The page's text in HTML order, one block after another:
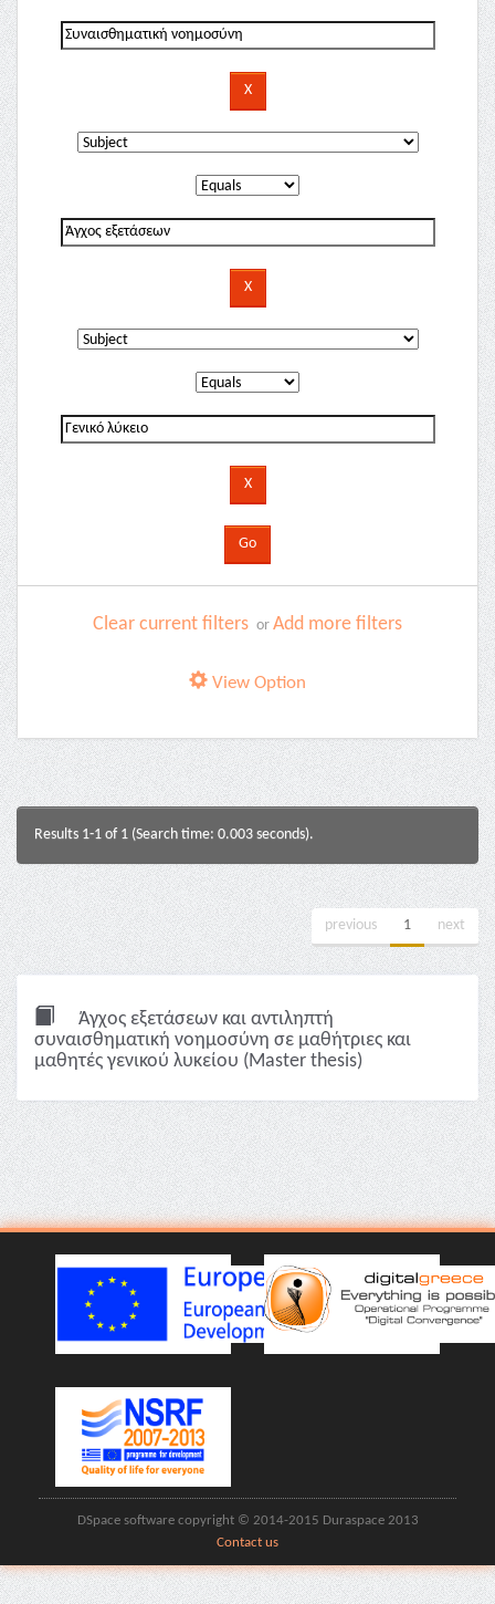
Clear current filters or Add more filters
View Option
Results 1-1 of 1 (Search time: 0.003 seconds).
previous 1 next
Άγχος εξετάσεων και αντιληπτή
συναισθηματική νοημοσύνη σε μαθήτριες και
μαθητές γενικού λυκείου (Master thesis)
DSpace software copyright © 2014-2015 Duraspace 2013
Contact us